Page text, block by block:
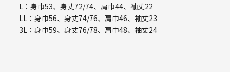
L：身巾53、身丈72/74、肩巾44、袖丈22
LL：身巾56、身丈74/76、肩巾46、袖丈23
3L：身巾59、身丈76/78、肩巾48、袖丈24